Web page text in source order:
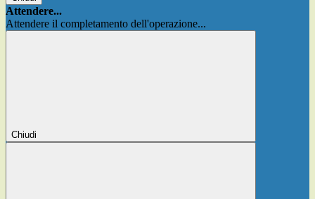
Attendere...
Attendere il completamento dell'operazione...
Chiudi